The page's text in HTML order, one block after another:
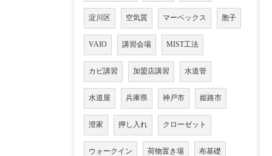
淀川区 空気質 マーベックス 胞子
VAIO 講習会場 MIST工法
カビ講習 加盟店講習 水道管
水道屋 兵庫県 神戸市 姫路市
澄家 押し入れ クローゼット
ウォークイン 荷物置き場 布基礎